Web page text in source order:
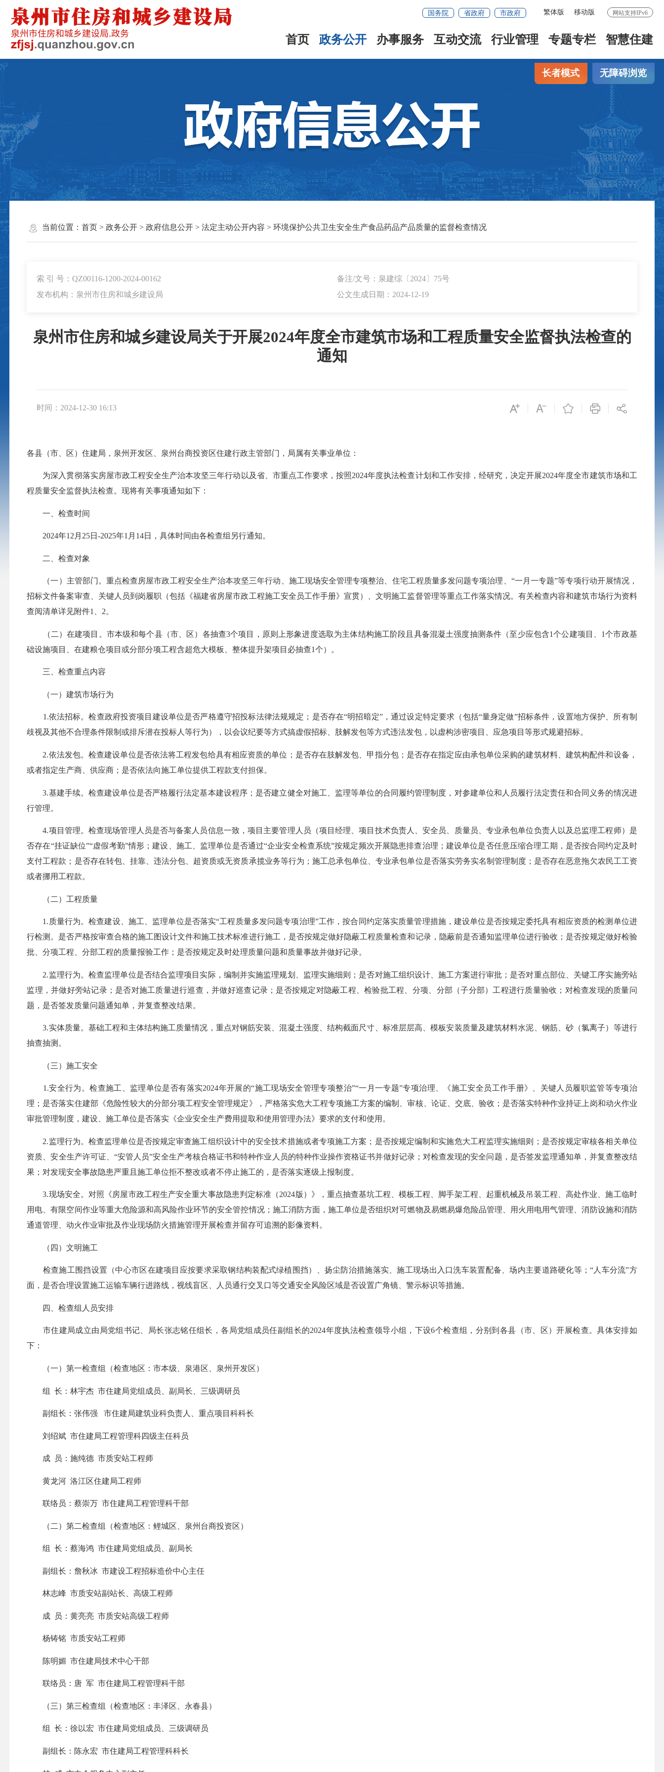
网站支持IPv6
繁体版 移动版
国务院 省政府 市政府
首页 政务公开 办事服务 互动交流 行业管理 专题专栏 智慧住建
长者模式 无障碍浏览
当前位置： 首页> 政务公开> 政府信息公开> 法定主动公开内容 > 环境保护公共卫生安全生产食品药品产品质量的监督检查情况
索 引 号：QZ00116-1200-2024-00162
备注/文号：泉建综〔2024〕75号
发布机构：泉州市住房和城乡建设局
公文生成日期：2024-12-19
泉州市住房和城乡建设局关于开展2024年度全市建筑市场和工程质量安全监督执法检查的
通知
时间：2024-12-30 16:13
各县（市、区）住建局，泉州开发区、泉州台商投资区住建行政主管部门，局属有关事业单位：
为深入贯彻落实房屋市政工程安全生产治本攻坚三年行动以及省、市重点工作要求，按照2024年度执法检查计划和工作安排，经研究，决定开展2024年度全市建筑市场和工
程质量安全监督执法检查。现将有关事项通知如下：
一、检查时间
2024年12月25日-2025年1月14日，具体时间由各检查组另行通知。
二、检查对象
（一）主管部门。重点检查房屋市政工程安全生产治本攻坚三年行动、施工现场安全管理专项整治、住宅工程质量多发问题专项治理、“一月一专题”等专项行动开展情况，
招标文件备案审查、关键人员到岗履职（包括《福建省房屋市政工程施工安全员工作手册》宣贯）、文明施工监督管理等重点工作落实情况。有关检查内容和建筑市场行为资料
查阅清单详见附件1、2。
（二）在建项目。市本级和每个县（市、区）各抽查3个项目，原则上形象进度选取为主体结构施工阶段且具备混凝土强度抽测条件（至少应包含1个公建项目、1个市政基
础设施项目、在建粮仓项目或分部分项工程含超危大模板、整体提升架项目必抽查1个）。
三、检查重点内容
（一）建筑市场行为
1.依法招标。检查政府投资项目建设单位是否严格遵守招投标法律法规规定；是否存在“明招暗定”，通过设定特定要求（包括“量身定做”招标条件，设置地方保护、所有制
歧视及其他不合理条件限制或排斥潜在投标人等行为），以会议纪要等方式搞虚假招标、肢解发包等方式违法发包，以虚构涉密项目、应急项目等形式规避招标。
2.依法发包。检查建设单位是否依法将工程发包给具有相应资质的单位；是否存在肢解发包、甲指分包；是否存在指定应由承包单位采购的建筑材料、建筑构配件和设备，
或者指定生产商、供应商；是否依法向施工单位提供工程款支付担保。
3.基建手续。检查建设单位是否严格履行法定基本建设程序；是否建立健全对施工、监理等单位的合同履约管理制度，对参建单位和人员履行法定责任和合同义务的情况进
行管理。
4.项目管理。检查现场管理人员是否与备案人员信息一致，项目主要管理人员（项目经理、项目技术负责人、安全员、质量员、专业承包单位负责人以及总监理工程师）是
否存在“挂证缺位”“虚假考勤”情形；建设、施工、监理单位是否通过“企业安全检查系统”按规定频次开展隐患排查治理；建设单位是否任意压缩合理工期，是否按合同约定及时
支付工程款；是否存在转包、挂靠、违法分包、超资质或无资质承揽业务等行为；施工总承包单位、专业承包单位是否落实劳务实名制管理制度；是否存在恶意拖欠农民工工资
或者挪用工程款。
（二）工程质量
1.质量行为。检查建设、施工、监理单位是否落实“工程质量多发问题专项治理”工作，按合同约定落实质量管理措施，建设单位是否按规定委托具有相应资质的检测单位进
行检测。是否严格按审查合格的施工图设计文件和施工技术标准进行施工，是否按规定做好隐蔽工程质量检查和记录，隐蔽前是否通知监理单位进行验收；是否按规定做好检验
批、分项工程、分部工程的质量报验工作；是否按规定及时处理质量问题和质量事故并做好记录。
2.监理行为。检查监理单位是否结合监理项目实际，编制并实施监理规划、监理实施细则；是否对施工组织设计、施工方案进行审批；是否对重点部位、关键工序实施旁站
监理，并做好旁站记录；是否对施工质量进行巡查，并做好巡查记录；是否按规定对隐蔽工程、检验批工程、分项、分部（子分部）工程进行质量验收；对检查发现的质量问
题，是否签发质量问题通知单，并复查整改结果。
3.实体质量。基础工程和主体结构施工质量情况，重点对钢筋安装、混凝土强度、结构截面尺寸、标准层层高、模板安装质量及建筑材料水泥、钢筋、砂（氯离子）等进行
抽查抽测。
（三）施工安全
1.安全行为。检查施工、监理单位是否有落实2024年开展的“施工现场安全管理专项整治”“一月一专题”专项治理、《施工安全员工作手册》、关键人员履职监管等专项治
理；是否落实住建部《危险性较大的分部分项工程安全管理规定》，严格落实危大工程专项施工方案的编制、审核、论证、交底、验收；是否落实特种作业持证上岗和动火作业
审批管理制度，建设、施工单位是否落实《企业安全生产费用提取和使用管理办法》要求的支付和使用。
2.监理行为。检查监理单位是否按规定审查施工组织设计中的安全技术措施或者专项施工方案；是否按规定编制和实施危大工程监理实施细则；是否按规定审核各相关单位
资质、安全生产许可证、“安管人员”安全生产考核合格证书和特种作业人员的特种作业操作资格证书并做好记录；对检查发现的安全问题，是否签发监理通知单，并复查整改结
果；对发现安全事故隐患严重且施工单位拒不整改或者不停止施工的，是否落实逐级上报制度。
3.现场安全。对照《房屋市政工程生产安全重大事故隐患判定标准（2024版）》，重点抽查基坑工程、模板工程、脚手架工程、起重机械及吊装工程、高处作业、施工临时
用电、有限空间作业等重大危险源和高风险作业环节的安全管控情况；施工消防方面，施工单位是否组织对可燃物及易燃易爆危险品管理、用火用电用气管理、消防设施和消防
通道管理、动火作业审批及作业现场防火措施管理开展检查并留存可追溯的影像资料。
（四）文明施工
检查施工围挡设置（中心市区在建项目应按要求采取钢结构装配式绿植围挡）、扬尘防治措施落实、施工现场出入口洗车装置配备、场内主要道路硬化等；“人车分流”方
面，是否合理设置施工运输车辆行进路线，视线盲区、人员通行交叉口等交通安全风险区域是否设置广角镜、警示标识等措施。
四、检查组人员安排
市住建局成立由局党组书记、局长张志铭任组长，各局党组成员任副组长的2024年度执法检查领导小组，下设6个检查组，分别到各县（市、区）开展检查。具体安排如
下：
（一）第一检查组（检查地区：市本级、泉港区、泉州开发区）
组 长：林宇杰 市住建局党组成员、副局长、三级调研员
副组长：张伟强 市住建局建筑业科负责人、重点项目科科长
刘绍斌 市住建局工程管理科四级主任科员
成 员：施纯德 市质安站工程师
黄龙河 洛江区住建局工程师
联络员：蔡崇万 市住建局工程管理科干部
（二）第二检查组（检查地区：鲤城区、泉州台商投资区）
组 长：蔡海鸿 市住建局党组成员、副局长
副组长：詹秋冰 市建设工程招标造价中心主任
林志峰 市质安站副站长、高级工程师
成 员：黄亮亮 市质安站高级工程师
杨铸铭 市质安站工程师
陈明媚 市住建局技术中心干部
联络员：唐 军 市住建局工程管理科干部
（三）第三检查组（检查地区：丰泽区、永春县）
组 长：徐以宏 市住建局党组成员、三级调研员
副组长：陈永宏 市住建局工程管理科科长